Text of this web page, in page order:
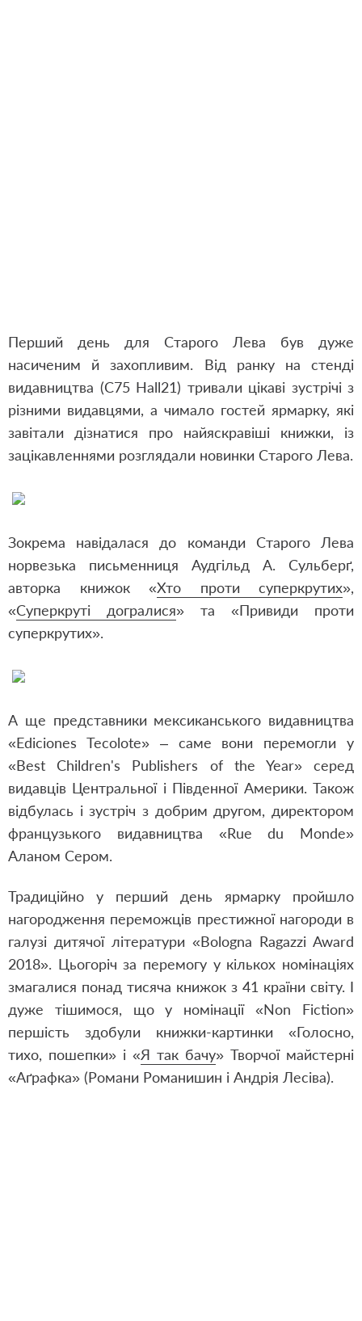
Перший день для Старого Лева був дуже
насиченим й захопливим. Від ранку на стенді
видавництва (C75 Hall21) тривали цікаві зустрічі з
різними видавцями, а чимало гостей ярмарку, які
завітали дізнатися про найяскравіші книжки, із
зацікавленнями розглядали новинки Старого Лева.
Зокрема навідалася до команди Старого Лева
норвезька письменниця Аудгільд А. Сульберґ,
авторка книжок «Хто проти суперкрутих»,
«Суперкруті догралися» та «Привиди проти
суперкрутих».
А ще представники мексиканського видавництва
«Еdiciones Tecolote» – саме вони перемогли у
«Best Children's Publishers of the Year» серед
видавців Центральної і Південної Америки. Також
відбулась і зустріч з добрим другом, директором
французького видавництва «Rue du Monde»
Аланом Сером.
Традиційно у перший день ярмарку пройшло
нагородження переможців престижної нагороди в
галузі дитячої літератури «Bologna Ragazzi Award
2018». Цьогоріч за перемогу у кількох номінаціях
змагалися понад тисяча книжок з 41 країни світу. І
дуже тішимося, що у номінації «Non Fiction»
першість здобули книжки-картинки «Голосно,
тихо, пошепки» і «Я так бачу» Творчої майстерні
«Аґрафка» (Романи Романишин і Андрія Лесіва).